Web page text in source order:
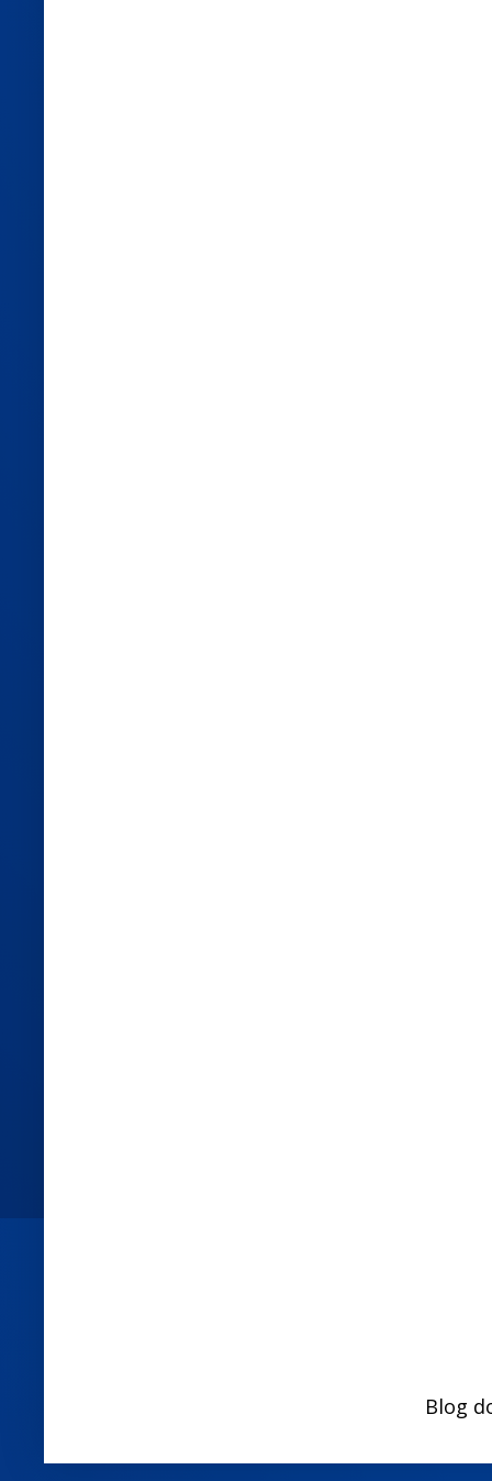
Blog